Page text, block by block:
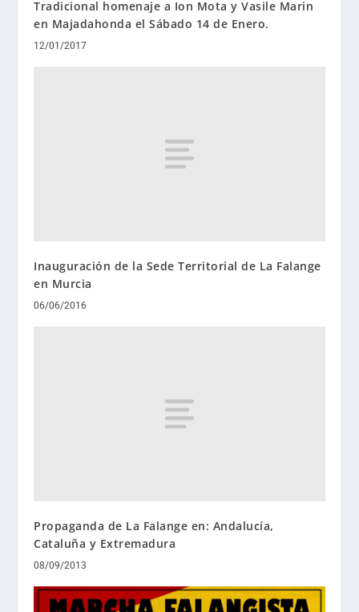
Tradicional homenaje a Ion Mota y Vasile Marin
en Majadahonda el Sábado 14 de Enero.
12/01/2017
Inauguración de la Sede Territorial de La Falange
en Murcia
06/06/2016
Propaganda de La Falange en: Andalucía,
Cataluña y Extremadura
08/09/2013